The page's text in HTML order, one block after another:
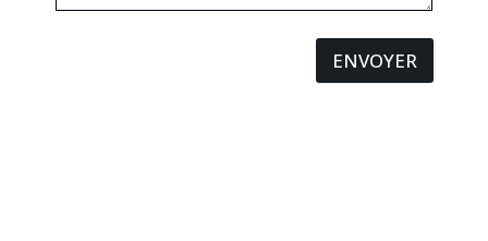
ENVOYER